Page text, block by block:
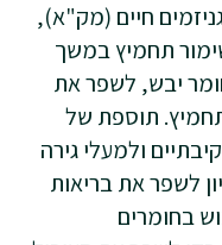
חיים (מק"א),
תחמיץ במשך
יבש, לשפר את
תוספת של
ולמעלי גירה
לשפר את בריאות
בחומרים